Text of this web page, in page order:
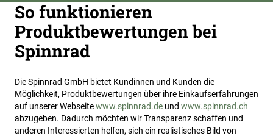
So funktionieren
Produktbewertungen bei
Spinnrad
Die Spinnrad GmbH bietet Kundinnen und Kunden die
Möglichkeit, Produktbewertungen über ihre Einkaufserfahrungen
auf unserer Webseitewww.spinnrad.de und www.spinnrad.ch
abzugeben. Dadurch möchten wir Transparenz schaffen und
anderen Interessierten helfen, sich ein realistisches Bild von